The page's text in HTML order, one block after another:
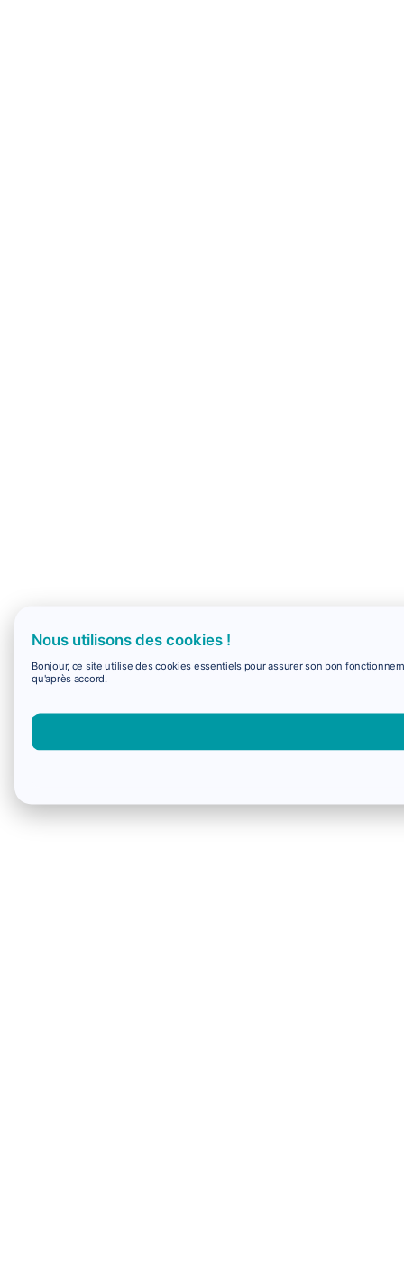
Nous utilisons des cookies !
Bonjour, ce site utilise des cookies essentiels pour assurer son bon
qu'après accord.